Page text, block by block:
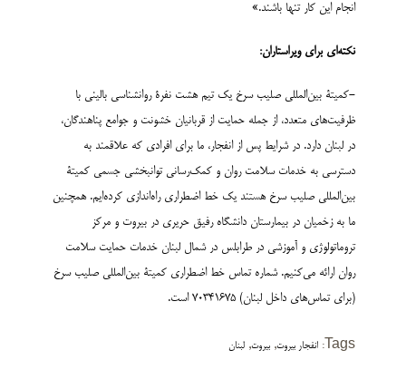
انجام این کار تنها باشند.»
نکته‌ای برای ویراستاران:
-کمیتۀ بین‌المللی صلیب سرخ یک تیم هشت نفرۀ روانشناسی بالینی با
ظرفیت‌های متعدد، از جمله حمایت از قربانیان خشونت و جوامع پناهندگان،
در لبنان دارد. در شرایط پس از انفجار، ما برای افرادی که علاقمند به
دسترسی به خدمات سلامت روان و کمک‌رسانی توانبخشی جسمی کمیتۀ
بین‌المللی صلیب سرخ هستند یک خط اضطراری راه‌اندازی کرده‌ایم. همچنین
ما به زخمیان در بیمارستان دانشگاه رفیق حریری در بیروت و مرکز
تروماتولوژی و آموزشی در طرابلس در شمال لبنان خدمات حمایت سلامت
روان ارائه می‌کنیم. شماره تماس خط اضطراری کمیتۀ بین‌المللی صلیب سرخ
(برای تماس‌های داخل لبنان) 70341675 است.
Tags: انفجار بیروت, بیروت, لبنان